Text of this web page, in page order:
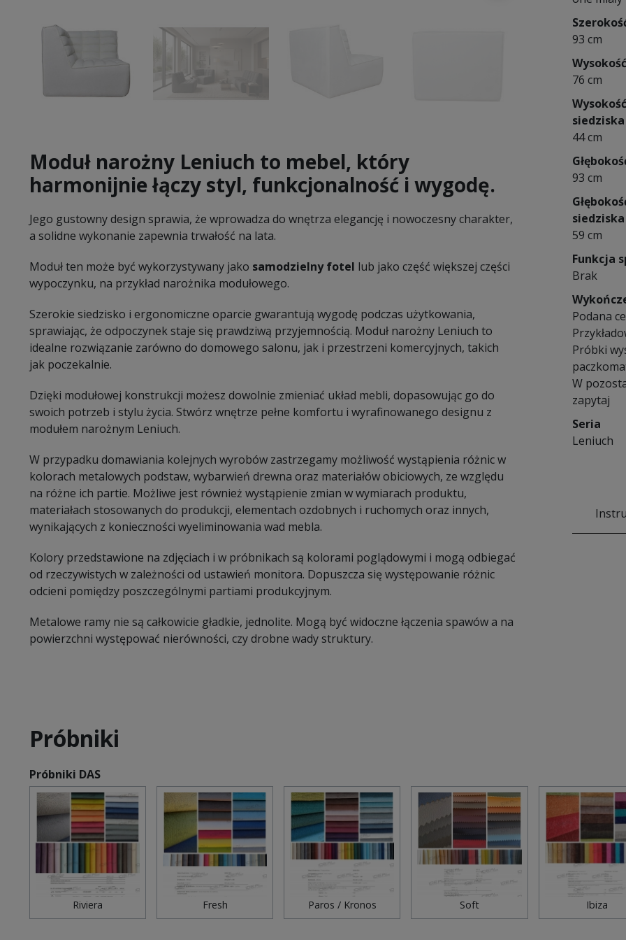
Moduł narożny Leniuch to mebel, który
harmonijnie łączy styl, funkcjonalność i wygodę.
Jego gustowny design sprawia, że wprowadza do wnętrza elegancję i nowoczesny charakter,
a solidne wykonanie zapewnia trwałość na lata.
Moduł ten może być wykorzystywany jako samodzielny fotel lub jako część większej części
wypoczynku, na przykład narożnika modułowego.
Szerokie siedzisko i ergonomiczne oparcie gwarantują wygodę podczas użytkowania,
sprawiając, że odpoczynek staje się prawdziwą przyjemnością. Moduł narożny Leniuch to
idealne rozwiązanie zarówno do domowego salonu, jak i przestrzeni komercyjnych, takich
jak poczekalnie.
Dzięki modułowej konstrukcji możesz dowolnie zmieniać układ mebli, dopasowując go do
swoich potrzeb i stylu życia. Stwórz wnętrze pełne komfortu i wyrafinowanego designu z
modułem narożnym Leniuch.
W przypadku domawiania kolejnych wyrobów zastrzegamy możliwość wystąpienia różnic w
kolorach metalowych podstaw, wybarwień drewna oraz materiałów obiciowych, ze względu
na różne ich partie. Możliwe jest również wystąpienie zmian w wymiarach produktu,
materiałach stosowanych do produkcji, elementach ozdobnych i ruchomych oraz innych,
wynikających z konieczności wyeliminowania wad mebla.
Kolory przedstawione na zdjęciach i w próbnikach są kolorami poglądowymi i mogą odbiegać
od rzeczywistych w zależności od ustawień monitora. Dopuszcza się występowanie różnic
odcieni pomiędzy poszczególnymi partiami produkcyjnym.
Metalowe ramy nie są całkowicie gładkie, jednolite. Mogą być widoczne łączenia spawów a na
powierzchni występować nierówności, czy drobne wady struktury.
93 cm
Wysokość
76 cm
Wysokość
siedziska
44 cm
93 cm
siedziska
59 cm
Funkcja
Brak
Podana
Próbki
W
zapytaj
Seria
Leniuch
Próbniki
Próbniki DAS
Riviera Fresh Paros / Kronos Soft Ibiza